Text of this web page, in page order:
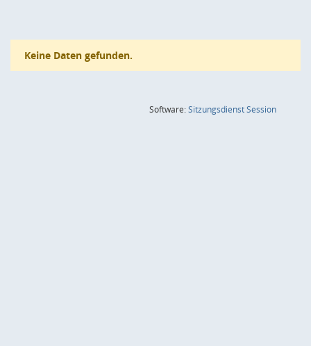
Keine Daten gefunden.
Software:SitzungsdienstSession(Wird in